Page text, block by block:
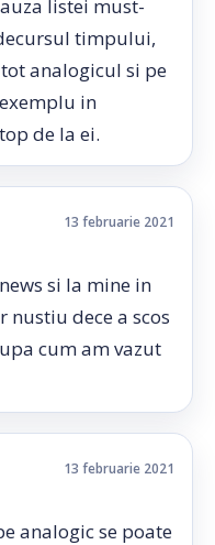
listei must-
timpului,
analogicul si pe
in
de la ei.
13 februarie 2021
si la mine in
nustiu dece a scos
cum am vazut
13 februarie 2021
analogic se poate